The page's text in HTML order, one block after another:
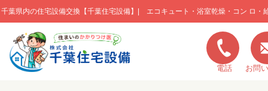
千葉県内の住宅設備交換【千葉住宅設備】| エコキュート・浴室乾燥・コン ロ・
このページの本文へ移動
電話 お問